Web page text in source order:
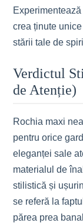
crea ținute
stării tale de
Verdictul
de Atenție)
Rochia maxi
pentru orice
eleganței sale
materialul de
stilistică și
se referă la
părea prea